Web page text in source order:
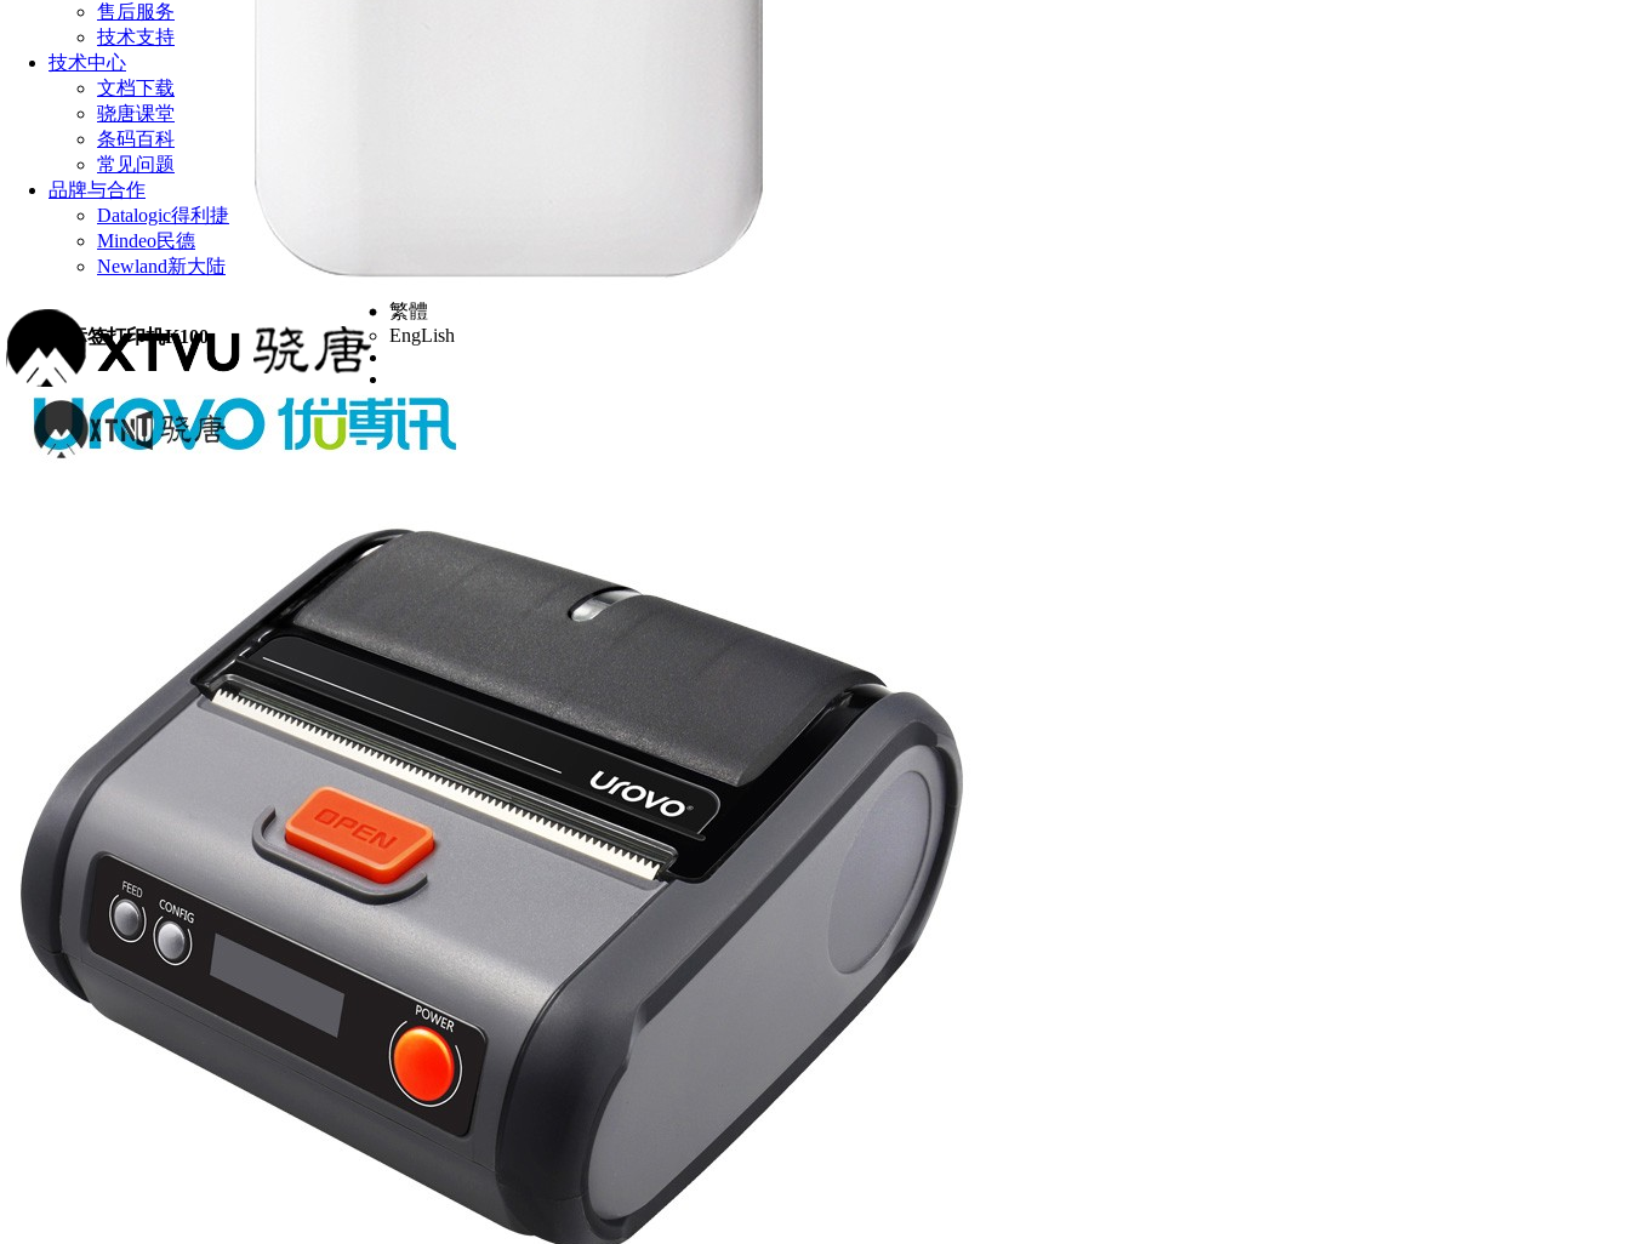
售后服务
技术支持
技术中心
文档下载
骁唐课堂
条码百科
常见问题
品牌与合作
Datalogic得利捷
Mindeo民德
Newland新大陆
繁體
EngLish
优博讯标签打印机K100